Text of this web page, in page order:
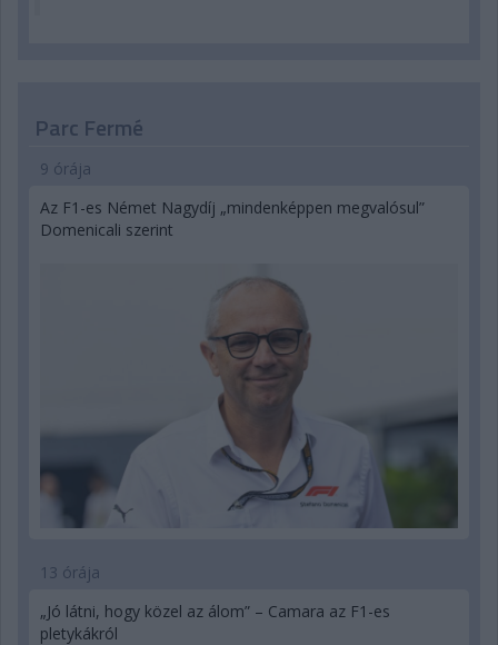
Parc Fermé
9 órája
Az F1-es Német Nagydíj „mindenképpen megvalósul”
Domenicali szerint
13 órája
„Jó látni, hogy közel az álom” – Camara az F1-es
pletykákról